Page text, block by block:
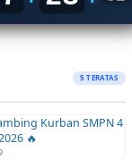
5 TERATAS
Kurban SMPN 4
🔥